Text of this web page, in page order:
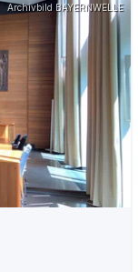
Archivbild BAYERNWELLE